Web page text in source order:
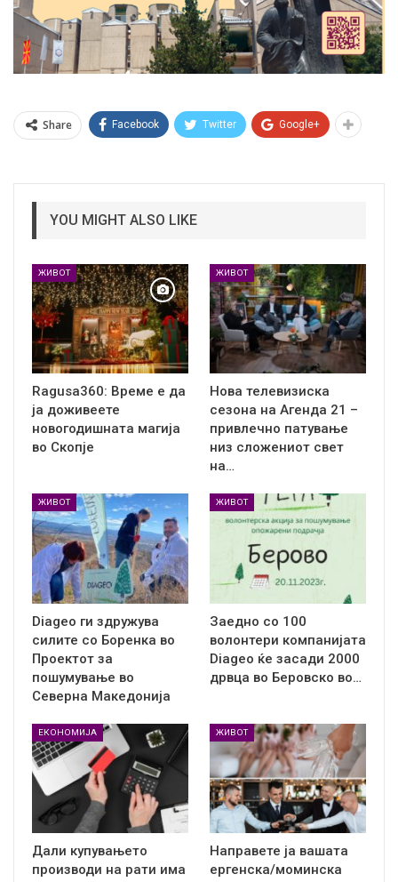
Share Facebook Twitter Google+
YOU MIGHT ALSO LIKE
ЖИВОТ
Ragusa360: Време е да
ја доживеете
новогодишната магија
во Скопје
ЖИВОТ
Нова телевизиска
сезона на Агенда 21 –
привлечно патување
низ сложениот свет
на…
ЖИВОТ
Diageo ги здружува
силите со Боренка во
Проектот за
пошумување во
Северна Македонија
ЖИВОТ
Заедно со 100
волонтери компанијата
Diageo ќе засади 2000
дрвца во Беровско во…
ЕКОНОМИЈА
Дали купувањето
производи на рати има
ЖИВОТ
Направете ја вашата
ергенска/моминска